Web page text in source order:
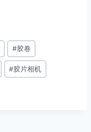
#胶卷
#胶片相机